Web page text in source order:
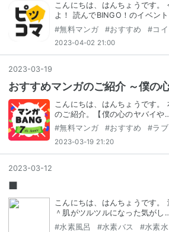
こんにちは、はんちょうです。
よ！ 読んでBINGO！のイベン
#無料マンガ #おすすめ #コ
2023-04-02 21:00
2023-03-19
おすすめマンガのご紹介 ～僕の
こんにちは、はんちょうです。
のご紹介。【僕の心のヤバイや
#無料マンガ #おすすめ #ラ
2023-03-19 21:20
2023-03-12
■
こんにちは、はんちょうです。
＾肌がツルツルになった気がし
#水素風呂 #水素バス #水素水